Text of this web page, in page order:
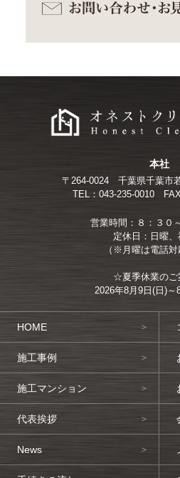
本社
〒264-0024
千葉県千葉市
TEL：043-235-0010
営業時間：８：３０
定休日：日曜、
（※月曜は電話対
☆夏季休業の
2026年8月9日(日)～
HOME
施工事例
施工マンション
代表挨拶
News